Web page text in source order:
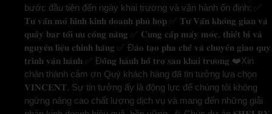
bước đầu tiên đến ngày khai trương và vận hành ổn định: ✅
𝐓𝐮̛ 𝐯𝐚̂́𝐧 𝐦𝐨̂ 𝐡𝐢̀𝐧𝐡 𝐤𝐢𝐧𝐡 𝐝𝐨𝐚𝐧𝐡 𝐩𝐡𝐮̀ 𝐡𝐨̛̣𝐩 ✅ 𝐓𝐮̛ 𝐕𝐚̂́𝐧 𝐤𝐡𝐨̂𝐧𝐠 𝐠𝐢𝐚𝐧 𝐯𝐚̀
𝐪𝐮𝐚̂̀𝐲 𝐛𝐚𝐫 𝐭𝐨̂́𝐢 𝐮̛𝐮 𝐜𝐨̂𝐧𝐠 𝐧𝐚̆𝐧𝐠 ✅ 𝐂𝐮𝐧𝐠 𝐜𝐚̂́𝐩 𝐦𝐚́𝐲 𝐦𝐨́𝐜, 𝐭𝐡𝐢𝐞̂́𝐭 𝐛𝐢̣ 𝐯𝐚̀
𝐧𝐠𝐮𝐲𝐞̂𝐧 𝐥𝐢𝐞̣̂𝐮 𝐜𝐡𝐢́𝐧𝐡 𝐡𝐚̃𝐧𝐠 ✅ Đ𝐚̀𝐨 𝐭𝐚̣𝐨 𝐩𝐡𝐚 𝐜𝐡𝐞̂́ 𝐯𝐚̀ 𝐜𝐡𝐮𝐲𝐞̂̉𝐧 𝐠𝐢𝐚𝐨 𝐪𝐮𝐲
𝐭𝐫𝐢̀𝐧𝐡 𝐯𝐚̣̂𝐧 𝐡𝐚̀𝐧𝐡 ✅ Đ𝐨̂̀𝐧𝐠 𝐡𝐚̀𝐧𝐡 𝐡𝐨̂̃ 𝐭𝐫𝐨̛̣ 𝐬𝐚𝐮 𝐤𝐡𝐚𝐢 𝐭𝐫𝐮̛𝐨̛𝐧𝐠 ❤️Xin
chân thành cảm ơn Quý khách hàng đã tin tưởng lựa chọn
𝐕𝐈𝐍𝐂𝐄𝐍𝐓. Sự tin tưởng ấy là động lực để chúng tôi không
ngừng nâng cao chất lượng dịch vụ và mang đến những giải